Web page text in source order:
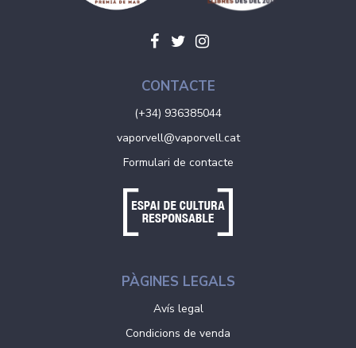
CONTACTE
(+34) 936385044
vaporvell@vaporvell.cat
Formulari de contacte
PÀGINES LEGALS
Avís legal
Condicions de venda